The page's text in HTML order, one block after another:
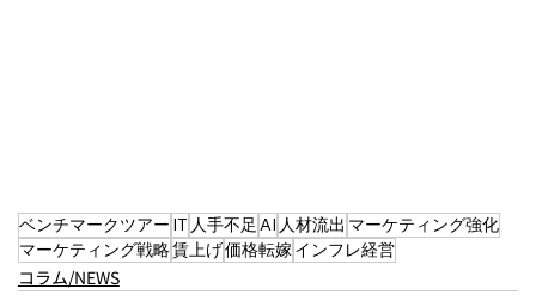
ベンチマークツアー IT 人手不足 AI 人材流出 マーケティング強化
マーケティング戦略賃上げ価格転嫁インフレ経営
コラム/NEWS